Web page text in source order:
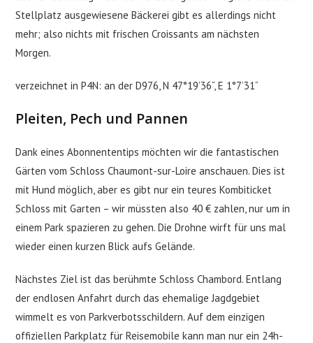
Stellplatz ausgewiesene Bäckerei gibt es allerdings nicht
mehr; also nichts mit frischen Croissants am nächsten
Morgen.
verzeichnet in P4N: an der D976, N 47°19’36“, E 1°7’31“
Pleiten, Pech und Pannen
Dank eines Abonnententips möchten wir die fantastischen
Gärten vom Schloss Chaumont-sur-Loire anschauen. Dies ist
mit Hund möglich, aber es gibt nur ein teures Kombiticket
Schloss mit Garten – wir müssten also 40 € zahlen, nur um in
einem Park spazieren zu gehen. Die Drohne wirft für uns mal
wieder einen kurzen Blick aufs Gelände.
Nächstes Ziel ist das berühmte Schloss Chambord. Entlang
der endlosen Anfahrt durch das ehemalige Jagdgebiet
wimmelt es von Parkverbotsschildern. Auf dem einzigen
offiziellen Parkplatz für Reisemobile kann man nur ein 24h-